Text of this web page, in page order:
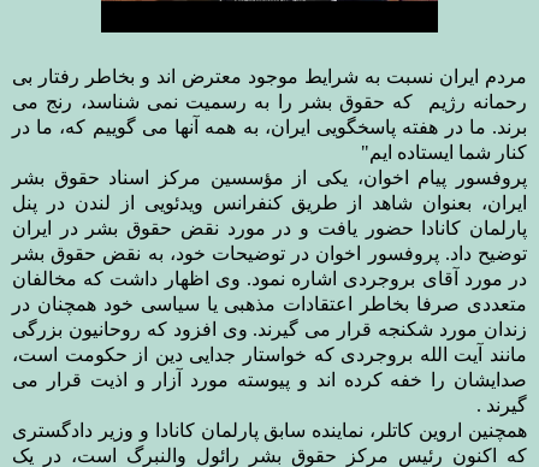
مردم ایران نسبت به شرایط موجود معترض اند و بخاطر رفتار بی
رحمانه رژیم که حقوق بشر را به رسمیت نمی شناسد، رنج می
برند. ما در هفته پاسخگویی ایران، به همه آنها می گوییم که، ما در
کنار شما ایستاده ایم"
پروفسور پیام اخوان، یکی از مؤسسین مرکز اسناد حقوق بشر
ایران، بعنوان شاهد از طریق کنفرانس ویدئویی از لندن در پنل
پارلمان کانادا حضور یافت و در مورد نقض حقوق بشر در ایران
توضیح داد. پروفسور اخوان در توضیحات خود، به نقض حقوق بشر
در مورد آقای بروجردی اشاره نمود. وی اظهار داشت که مخالفان
متعددی صرفا بخاطر اعتقادات مذهبی یا سیاسی خود همچنان در
زندان مورد شکنجه قرار می گیرند. وی افزود که روحانیون بزرگی
مانند آیت الله بروجردی که خواستار جدایی دین از حکومت است،
صدایشان را خفه کرده اند و پیوسته مورد آزار و اذیت قرار می
گیرند .
همچنین اروین کاتلر، نماینده سابق پارلمان کانادا و وزیر دادگستری
که اکنون رئیس مرکز حقوق بشر رائول والنبرگ است، در یک